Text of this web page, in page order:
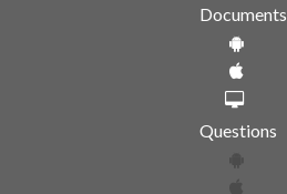
Documents
Questions